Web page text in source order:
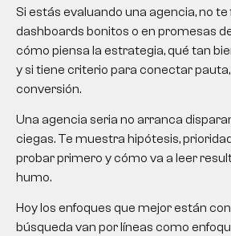
Si estás evaluando una agencia, no te
dashboards bonitos o en promesas
cómo piensa la estrategia, qué tan
y si tiene criterio para conectar
conversión.
Una agencia seria no arranca
ciegas. Te muestra hipótesis,
probar primero y cómo va a leer
humo.
Hoy los enfoques que mejor están
búsqueda van por líneas como